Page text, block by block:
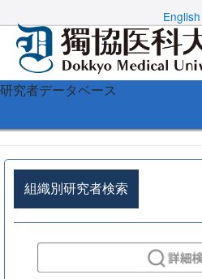
English
研究者データベース
組織別研究者検索